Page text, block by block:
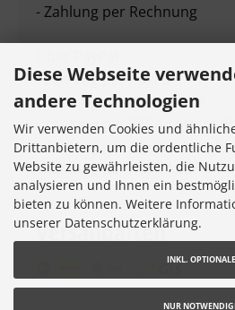
- Zahlung per Rechnung
- Zahlung per PayPal
- Zahlung per Kreditkarte
- Zahlung per SEPA-
- Zahlung per "Später
- Zahlung per Ratenkauf
Versandarten
Diese Webseite
andere Technologien
Wir verwenden Cookies und
Drittanbietern, um die ordentliche
Website zu gewährleisten, die
analysieren und Ihnen ein
bieten zu können. Weitere
unserer Datenschutzerklärung.
INKL. OPTIONALE
NUR